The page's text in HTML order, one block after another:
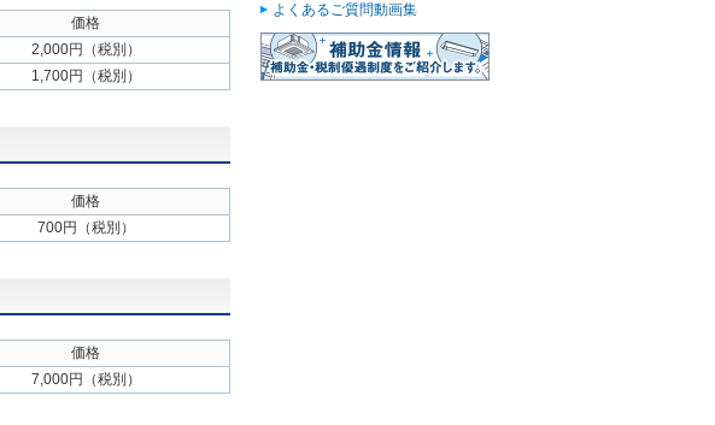
価格
2,000円（税別）
1,700円（税別）
価格
700円（税別）
価格
7,000円（税別）
よくあるご質問動画集